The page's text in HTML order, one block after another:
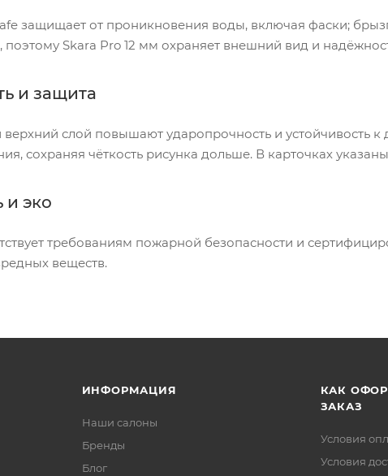
защищает от проникновения воды, включая фаски;
поэтому Skara Pro 12 мм охраняет внешний вид и
и защита
верхний слой повышают ударопрочность и устойчивость
сохраняя чёткость рисунка дольше. В карточках
и эко
требованиям пожарной безопасности и
веществ.
ИНФОРМАЦИЯ
Наши салоны
Бренды
Блог
КАК
ЗАКАЗ
Условия
Условия